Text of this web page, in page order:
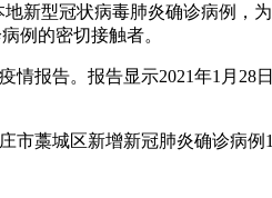
新型冠状病毒肺炎确诊病例
例的密切接触者。
情报告。报告显示2021年1月
市藁城区新增新冠肺炎确诊病